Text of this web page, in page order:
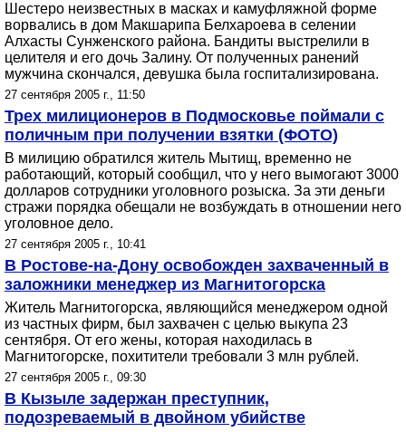
Шестеро неизвестных в масках и камуфляжной форме
ворвались в дом Макшарипа Белхароева в селении
Алхасты Сунженского района. Бандиты выстрелили в
целителя и его дочь Залину. От полученных ранений
мужчина скончался, девушка была госпитализирована.
27 сентября 2005 г., 11:50
Трех милиционеров в Подмосковье поймали с
поличным при получении взятки (ФОТО)
В милицию обратился житель Мытищ, временно не
работающий, который сообщил, что у него вымогают 3000
долларов сотрудники уголовного розыска. За эти деньги
стражи порядка обещали не возбуждать в отношении него
уголовное дело.
27 сентября 2005 г., 10:41
В Ростове-на-Дону освобожден захваченный в
заложники менеджер из Магнитогорска
Житель Магнитогорска, являющийся менеджером одной
из частных фирм, был захвачен с целью выкупа 23
сентября. От его жены, которая находилась в
Магнитогорске, похитители требовали 3 млн рублей.
27 сентября 2005 г., 09:30
В Кызыле задержан преступник,
подозреваемый в двойном убийстве